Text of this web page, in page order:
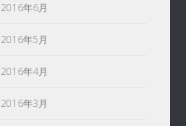
2016年6月
2016年5月
2016年4月
2016年3月